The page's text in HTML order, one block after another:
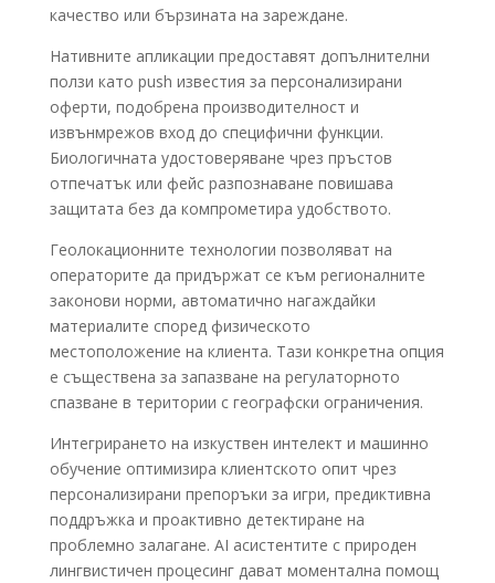
качество или бързината на зареждане.
Нативните апликации предоставят допълнителни
ползи като push известия за персонализирани
оферти, подобрена производителност и
извънмрежов вход до специфични функции.
Биологичната удостоверяване чрез пръстов
отпечатък или фейс разпознаване повишава
защитата без да компрометира удобството.
Геолокационните технологии позволяват на
операторите да придържат се към регионалните
законови норми, автоматично нагаждайки
материалите според физическото
местоположение на клиента. Тази конкретна опция
е съществена за запазване на регулаторното
спазване в територии с географски ограничения.
Интегрирането на изкуствен интелект и машинно
обучение оптимизира клиентското опит чрез
персонализирани препоръки за игри, предиктивна
поддръжка и проактивно детектиране на
проблемно залагане. AI асистентите с природен
лингвистичен процесинг дават моментална помощ